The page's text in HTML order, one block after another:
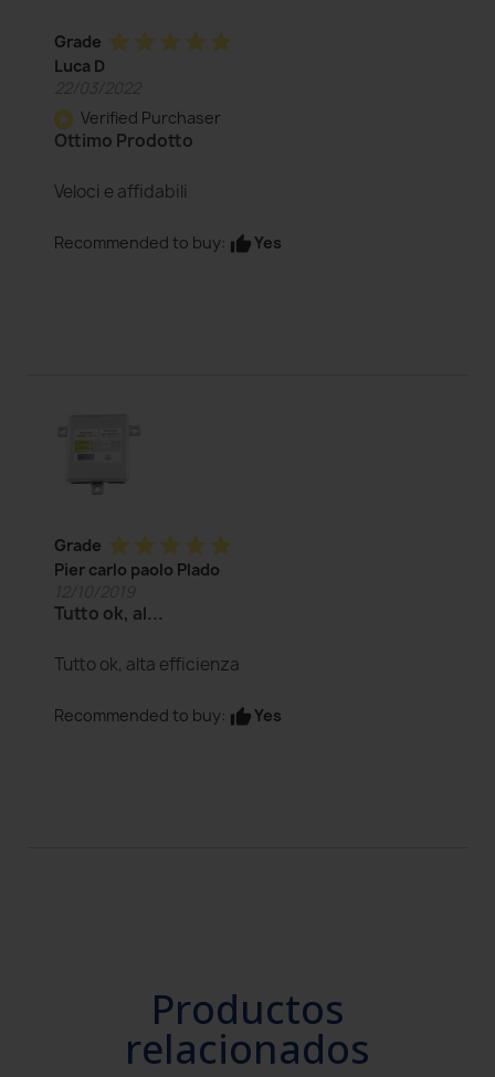
Grade star star star star star
Luca D
star Verified Purchaser
Ottimo Prodotto
Veloci e affidabili
Recommended to buy: thumb_upYes
Grade star star star star star
Pier carlo paolo Plado
Tutto ok, al...
Tutto ok, alta efficienza
Recommended to buy: thumb_upYes
Productos
relacionados